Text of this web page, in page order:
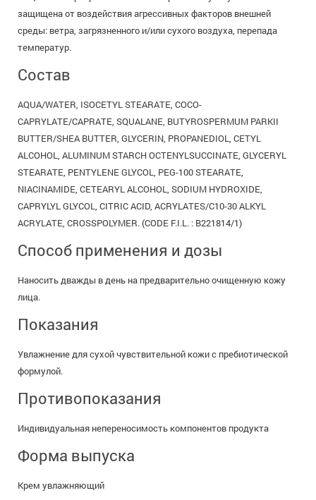
защищена от воздействия агрессивных факторов внешней
среды: ветра, загрязненного и/или сухого воздуха, перепада
температур.
Состав
AQUA/WATER, ISOCETYL STEARATE, COCO-
CAPRYLATE/CAPRATE, SQUALANE, BUTYROSPERMUM PARKII
BUTTER/SHEA BUTTER, GLYCERIN, PROPANEDIOL, CETYL
ALCOHOL, ALUMINUM STARCH OCTENYLSUCCINATE, GLYCERYL
STEARATE, PENTYLENE GLYCOL, PEG-100 STEARATE,
NIACINAMIDE, CETEARYL ALCOHOL, SODIUM HYDROXIDE,
CAPRYLYL GLYCOL, CITRIC ACID, ACRYLATES/C10-30 ALKYL
ACRYLATE, CROSSPOLYMER. (CODE F.I.L. : B221814/1)
Способ применения и дозы
Наносить дважды в день на предварительно очищенную кожу
лица.
Показания
Увлажнение для сухой чувствительной кожи с пребиотической
формулой.
Противопоказания
Индивидуальная непереносимость компонентов продукта
Форма выпуска
Крем увлажняющий